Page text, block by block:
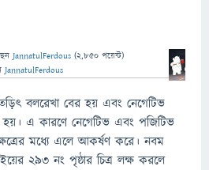
JannatulFerdous (2,850 পয়েন্ট)
JannatulFerdous
বলরেখা বের হয় এবং নেগেটিভ
হয়। এ কারণে নেগেটিভ এবং পজিটিভ
মধ্যে এলে আকর্ষণ করে। নবম
২৯৩ নং পৃষ্ঠার চিত্র লক্ষ করলে